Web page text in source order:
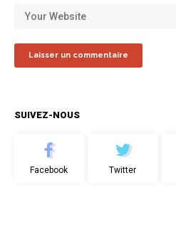
SUIVEZ-NOUS
Facebook Twitter